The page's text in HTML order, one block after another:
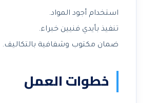
استخدام أجود المواد.
تنفيذ بأيدي فنيين خبراء.
ضمان مكتوب وشفافية بالتكاليف.
خطوات العمل